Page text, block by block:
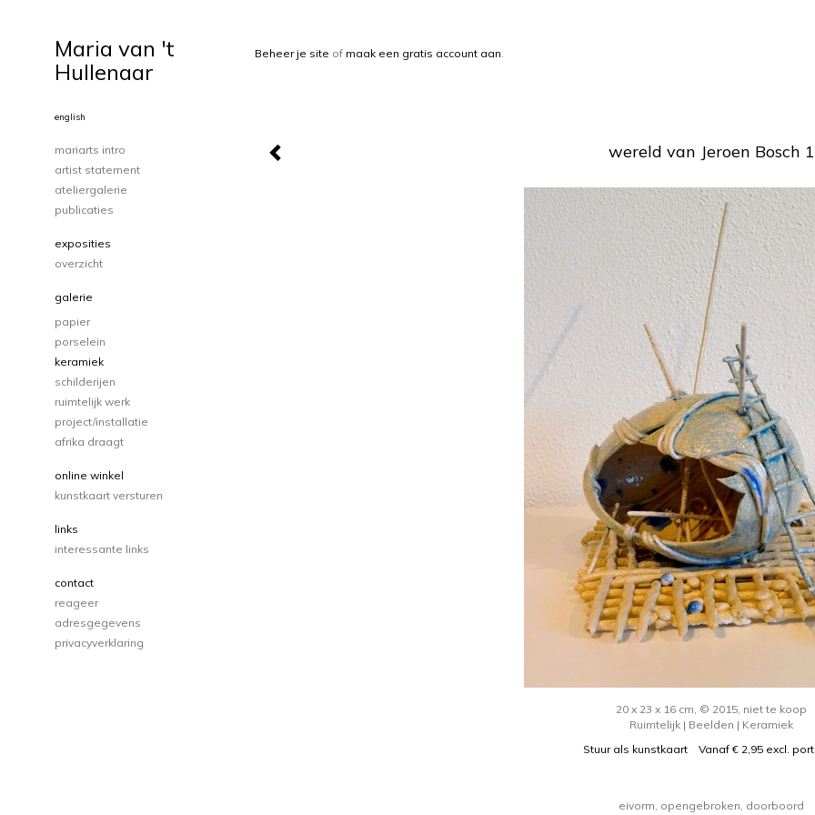
Beheer je site of maak een gratis account aan.
wereld van Jeroen Bosch 1
20 x 23 x 16 cm, © 2015, niet te koop
Ruimtelijk | Beelden | Keramiek
Stuur als kunstkaart Vanaf € 2,95 excl.
eivorm, opengebroken, doorboord
Maria van 't
Hullenaar
english
mariarts intro
artist statement
ateliergalerie
publicaties
exposities
overzicht
galerie
papier
porselein
keramiek
schilderijen
ruimtelijk werk
project/installatie
afrika draagt
online winkel
kunstkaart versturen
links
interessante links
contact
reageer
adresgegevens
privacyverklaring